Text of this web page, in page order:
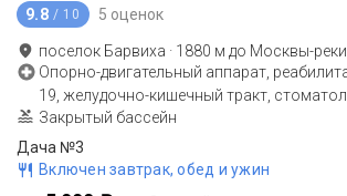
9.8 / 10 5 оценок
поселок Барвиха · 1880 м до Москвы-реки
Опорно-двигательный аппарат,
19, желудочно-кишечный тракт,
Закрытый бассейн
Дача №3
Включен завтрак, обед и ужин